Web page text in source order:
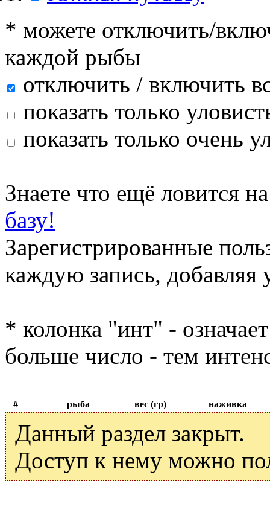
* можете отключить/
каждой рыбы
отключить / включить
показать только
показать только очень
Знаете что ещё ловится
базу!
Зарегистрированные
каждую запись, добавляя
* колонка "инт" -
больше число - тем
# рыба вес (гр) наживка
Данный раздел закрыт.
Доступ к нему можно